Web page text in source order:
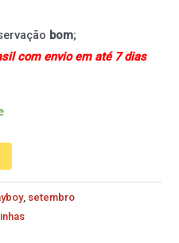
bom;
com envio em até 7 dias
, setembro